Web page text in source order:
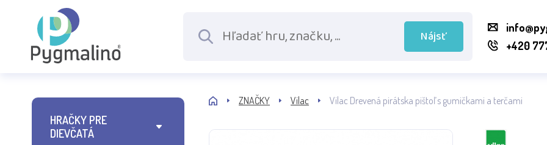
Nájsť
+420
HRAČKY PRE
DIEVČATÁ
ZNAČKY Vilac Vilac Drevená pirátska pištoľ s gumičkami a terčami